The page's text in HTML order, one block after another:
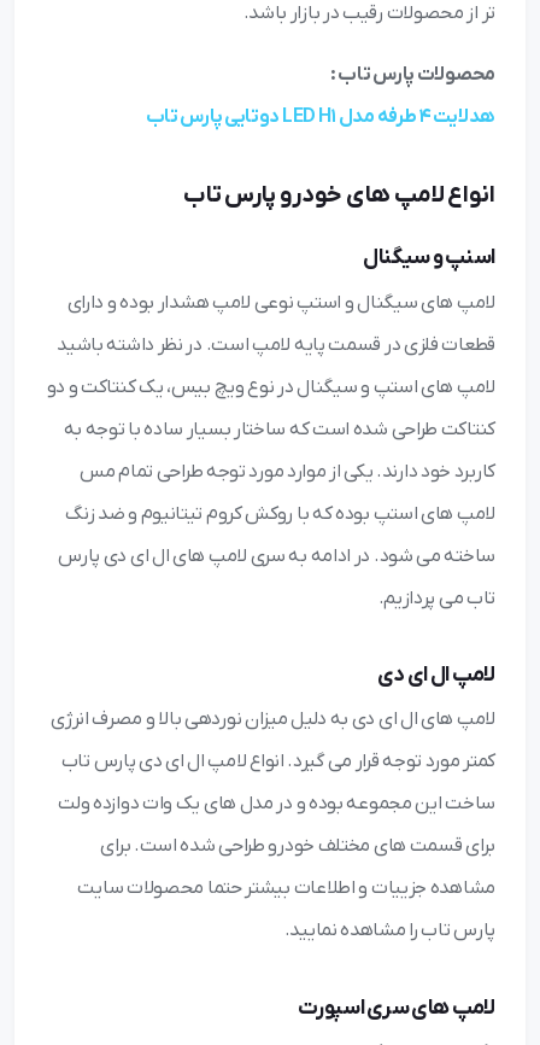
تر از محصولات رقیب در بازار باشد.
محصولات پارس تاب :
هدلایت 4 طرفه مدل LED H1 دوتایی پارس تاب
انواع لامپ های خودرو پارس تاب
اسنپ و سیگنال
لامپ های سیگنال و استپ نوعی لامپ هشدار بوده و دارای
قطعات فلزی در قسمت پایه لامپ است. در نظر داشته باشید
لامپ های استپ و سیگنال در نوع ویچ بیس، یک کنتاکت و دو
کنتاکت طراحی شده است که ساختار بسیار ساده با توجه به
کاربرد خود دارند. یکی از موارد مورد توجه طراحی تمام مس
لامپ های استپ بوده که با روکش کروم تیتانیوم و ضد زنگ
ساخته می شود. در ادامه به سری لامپ های ال ای دی پارس
تاب می پردازیم.
لامپ ال ای دی
لامپ های ال ای دی به دلیل میزان نوردهی بالا و مصرف انرژی
کمتر مورد توجه قرار می گیرد. انواع لامپ ال ای دی پارس تاب
ساخت این مجموعه بوده و در مدل های یک وات دوازده ولت
برای قسمت های مختلف خودرو طراحی شده است. برای
مشاهده جزییات و اطلاعات بیشتر حتما محصولات سایت
پارس تاب را مشاهده نمایید.
لامپ های سری اسپورت